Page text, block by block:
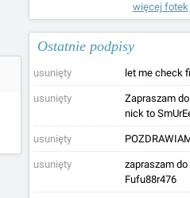
więcej fotek
Ostatnie podpisy
usunięty let me check
usunięty
Zapraszam
nick to
usunięty
usunięty
zapraszam do
Fufu88r476